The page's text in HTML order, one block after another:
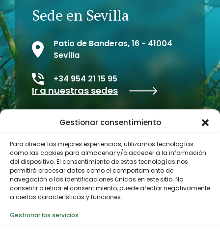
Gestionar consentimiento
Para ofrecer las mejores experiencias, utilizamos tecnologías
como las cookies para almacenar y/o acceder a la información
del dispositivo. El consentimiento de estas tecnologías nos
permitirá procesar datos como el comportamiento de
navegación o las identificaciones únicas en este sitio. No
consentir o retirar el consentimiento, puede afectar negativamente
a ciertas características y funciones.
Gestionar los servicios
Sede en Sevilla
Patio de Banderas, 16 - 41004
Sevilla
+34 954 21 15 95
Ir a nuestras sedes
Perfil del contratante